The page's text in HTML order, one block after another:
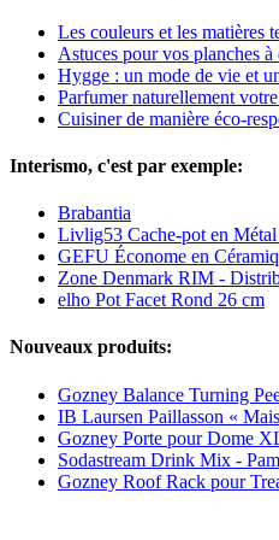
Les couleurs et les matières
Astuces pour vos planches à
Hygge : un mode de vie et
Parfumer naturellement
Cuisiner de manière éco-
Interismo, c'est par exemple:
Brabantia
Livlig53 Cache-pot en
GEFU Économe en
Zone Denmark RIM -
elho Pot Facet Rond 26 cm
Nouveaux produits:
Gozney Balance Turning
IB Laursen Paillasson «
Gozney Porte pour Dome
Sodastream Drink Mix -
Gozney Roof Rack pour